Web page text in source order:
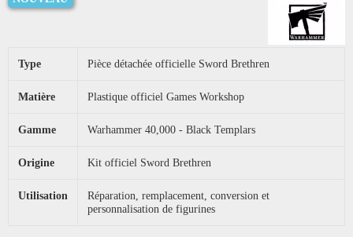
Type Pièce détachée officielle Sword Brethren
Matière Plastique officiel Games Workshop
Gamme Warhammer 40,000 - Black Templars
Origine Kit officiel Sword Brethren
Utilisation
Réparation, remplacement, conversion et
personnalisation de figurines